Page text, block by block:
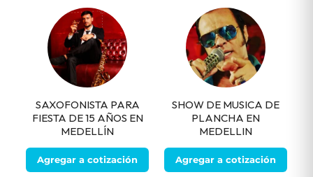
SAXOFONISTA PARA
FIESTA DE 15 AÑOS EN
MEDELLÍN
Agregar a cotización
SHOW DE MUSICA DE
PLANCHA EN
MEDELLIN
Agregar a cotización